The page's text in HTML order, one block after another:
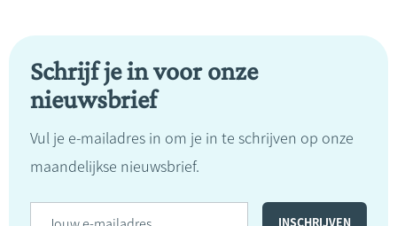
Schrijf je in voor onze
nieuwsbrief
Vul je e-mailadres in om je in te schrijven op onze
maandelijkse nieuwsbrief.